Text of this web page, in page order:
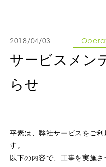
2018/04/03
サービスメン
らせ
平素は、弊社サービスをご
す。
以下の内容で、工事を実施さ